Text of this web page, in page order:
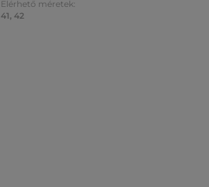
Elérhető méretek:
41 , 42